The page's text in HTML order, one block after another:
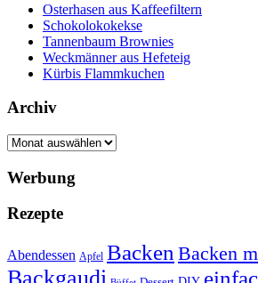
Osterhasen aus Kaffeefiltern
Schokolokokekse
Tannenbaum Brownies
Weckmänner aus Hefeteig
Kürbis Flammkuchen
Archiv
Archiv
Werbung
Rezepte
Abendessen Apfel Backen Backen